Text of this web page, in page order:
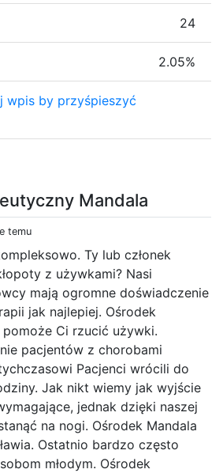
Mandala
temu
Ty lub członek
z używkami? Nasi
mają ogromne doświadczenie
jak najlepiej. Ośrodek
pomoże Ci rzucić używki.
pacjentów z chorobami
Pacjenci wrócili do
Jak nikt wiemy jak wyjście
jednak dzięki naszej
na nogi. Ośrodek Mandala
Ostatnio bardzo często
młodym. Ośrodek
24
2.05%
wpis by przyśpieszyć